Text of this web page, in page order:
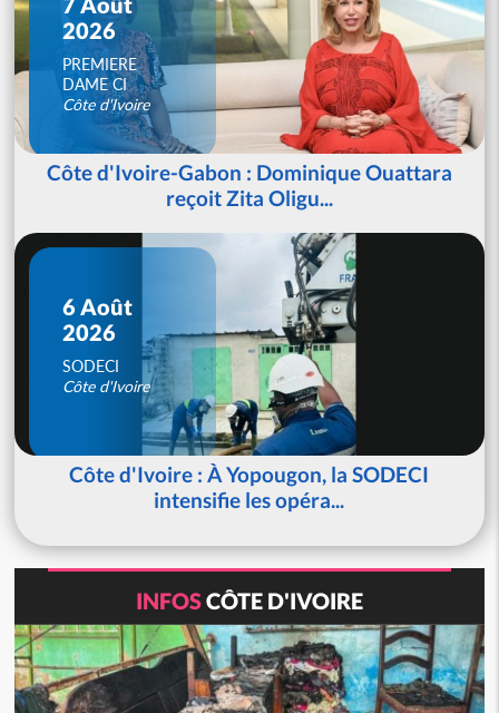
2026
PREMIERE
DAME CI
Côte d'Ivoire
Côte d'Ivoire-Gabon : Dominique Ouattara
reçoit Zita Oligu...
6 Août
2026
SODECI
Côte d'Ivoire
Côte d'Ivoire : À Yopougon, la SODECI
intensifie les opéra...
INFOSCÔTE D'IVOIRE